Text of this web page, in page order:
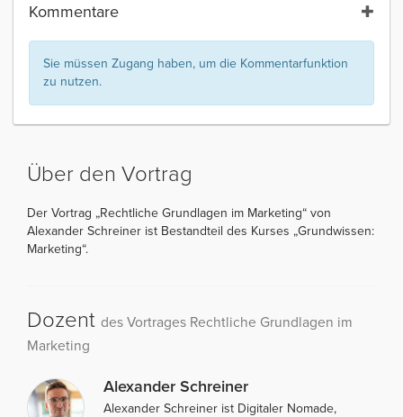
Kommentare
Sie müssen Zugang haben, um die Kommentarfunktion
zu nutzen.
Über den Vortrag
Der Vortrag „Rechtliche Grundlagen im Marketing“ von
Alexander Schreiner ist Bestandteil des Kurses „Grundwissen:
Marketing“.
Dozent des Vortrages Rechtliche Grundlagen im
Marketing
Alexander Schreiner
Alexander Schreiner ist Digitaler Nomade,